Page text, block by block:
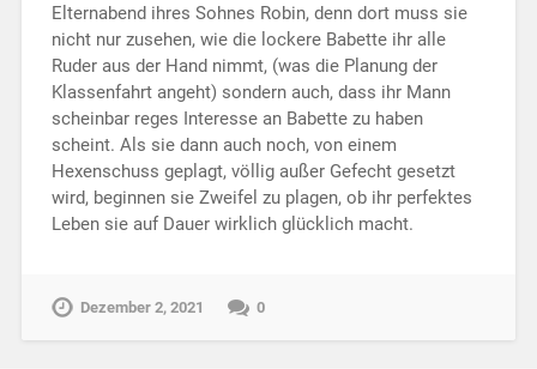
Elternabend ihres Sohnes Robin, denn dort muss sie
nicht nur zusehen, wie die lockere Babette ihr alle
Ruder aus der Hand nimmt, (was die Planung der
Klassenfahrt angeht) sondern auch, dass ihr Mann
scheinbar reges Interesse an Babette zu haben
scheint. Als sie dann auch noch, von einem
Hexenschuss geplagt, völlig außer Gefecht gesetzt
wird, beginnen sie Zweifel zu plagen, ob ihr perfektes
Leben sie auf Dauer wirklich glücklich macht.
Dezember 2, 2021 0